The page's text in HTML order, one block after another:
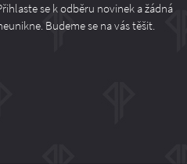
se k odběru novinek a žádná
Budeme se na vás těšit.